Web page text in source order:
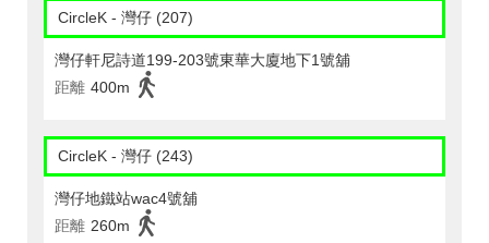
CircleK - 灣仔 (207)
灣仔軒尼詩道199-203號東華大廈地下1號舖
距離 400m
CircleK - 灣仔 (243)
灣仔地鐵站wac4號舖
距離 260m